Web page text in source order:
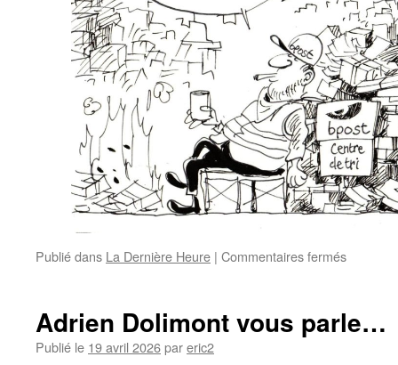
Publié dans La Dernière Heure | Commentaires fermés
Adrien Dolimont vous parle…
Publié le 19 avril 2026pareric2